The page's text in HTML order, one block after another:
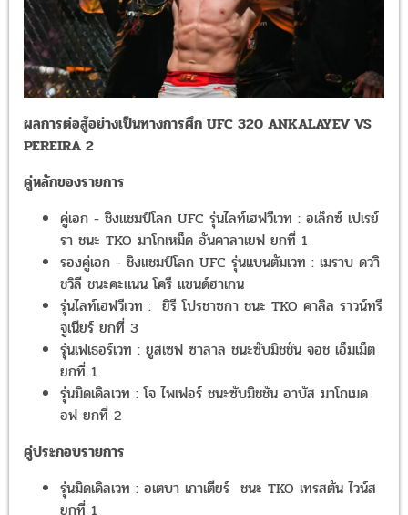
ผลการต่อสู้อย่างเป็นทางการศึก UFC 320 ANKALAYEV VS
PEREIRA 2
คู่หลักของรายการ
คู่เอก - ชิงแชมป์โลก UFC รุ่นไลท์เฮฟวีเวท : อเล็กซ์ เปเรย์
รา ชนะ TKO มาโกเหม็ด อันคาลาเยฟ ยกที่ 1
รองคู่เอก - ชิงแชมป์โลก UFC รุ่นแบนตัมเวท : เมราบ ดวาิ
ชวิลี ชนะคะแนน โครี แซนด์ฮาเกน
รุ่นไลท์เฮฟวีเวท : ยิรี โปรชาซกา ชนะ TKO คาลิล ราวน์ทรี
จูเนียร์ ยกที่ 3
รุ่นเฟเธอร์เวท : ยูสเซฟ ซาลาล ชนะซับมิชชัน จอช เอ็มเม็ต
ยกที่ 1
รุ่นมิดเดิลเวท : โจ ไพเฟอร์ ชนะซับมิชชัน อาบัส มาโกเมด
อฟ ยกที่ 2
คู่ประกอบรายการ
รุ่นมิดเดิลเวท : อเตบา เกาเตียร์ ชนะ TKO เทรสตัน ไวน์ส
ยกที่ 1